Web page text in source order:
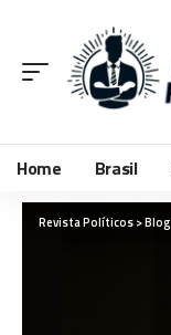
Home Brasil
Revista Políticos>Blog